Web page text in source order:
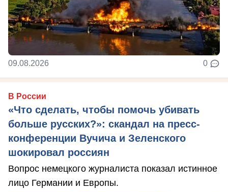
09.08.2026 0
В России
«Что сделать, чтобы помочь убивать
больше русских?»: скандал на пресс-
конференции Вучича и Зеленского
шокировал россиян
Вопрос немецкого журналиста показал истинное
лицо Германии и Европы.